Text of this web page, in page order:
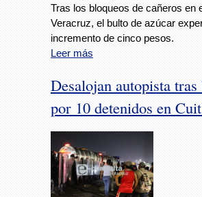
Tras los bloqueos de cañeros en
Veracruz, el bulto de azúcar
incremento de cinco pesos.
Leer más
Desalojan autopista tras
por 10 detenidos en